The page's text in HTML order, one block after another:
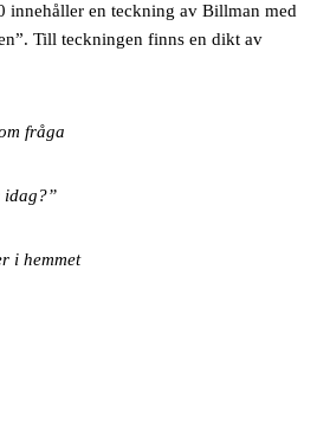
innehåller en teckning av Billman med
Till teckningen finns en dikt av
fråga
idag?”
i hemmet